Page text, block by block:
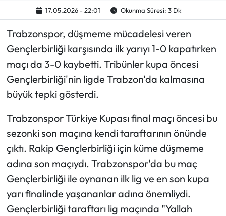
17.05.2026 - 22:01 Okunma Süresi: 3 Dk
Trabzonspor, düşmeme mücadelesi veren
Gençlerbirliği karşısında ilk yarıyı 1-0 kapatırken
maçı da 3-0 kaybetti. Tribünler kupa öncesi
Gençlerbirliği'nin ligde Trabzon'da kalmasına
büyük tepki gösterdi.
Trabzonspor Türkiye Kupası final maçı öncesi bu
sezonki son maçına kendi taraftarının önünde
çıktı. Rakip Gençlerbirliği için küme düşmeme
adına son maçıydı. Trabzonspor'da bu maç
Gençlerbirliği ile oynanan ilk lig ve en son kupa
yarı finalinde yaşananlar adına önemliydi.
Gençlerbirliği taraftarı lig maçında "Yallah
Spor Yazıları
Mektup Galeri
Ekonomi
Turizm